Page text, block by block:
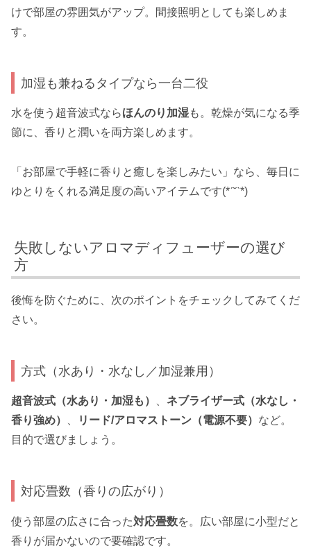
けで部屋の雰囲気がアップ。間接照明としても楽しめま
す。
加湿も兼ねるタイプなら一台二役
水を使う超音波式ならほんのり加湿も。乾燥が気になる季
節に、香りと潤いを両方楽しめます。
「お部屋で手軽に香りと癒しを楽しみたい」なら、毎日に
ゆとりをくれる満足度の高いアイテムです(*ˊ˘ˋ*)
失敗しないアロマディフューザーの選び
方
後悔を防ぐために、次のポイントをチェックしてみてくだ
さい。
方式（水あり・水なし／加湿兼用）
超音波式（水あり・加湿も）
ネブライザー式（水なし・
香り強め）
リード/アロマストーン（電源不要） など。
目的で選びましょう。
対応畳数（香りの広がり）
使う部屋の広さに合った対応畳数を。広い部屋に小型だと
香りが届かないので要確認です。